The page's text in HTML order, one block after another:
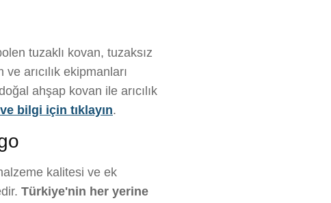
tuzaklı kovan, tuzaksız
arıcılık ekipmanları
ahşap kovan ile arıcılık
bilgi için tıklayın.
kalitesi ve ek
Türkiye'nin her yerine